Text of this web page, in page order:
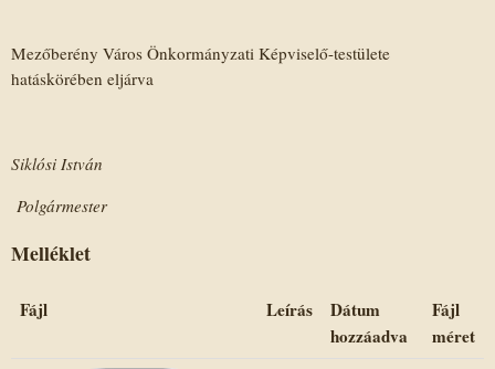
Mezőberény Város Önkormányzati Képviselő-testülete
hatáskörében eljárva
Siklósi István
Polgármester
Melléklet
Fájl Leírás
Dátum
hozzáadva
Fájl
méret